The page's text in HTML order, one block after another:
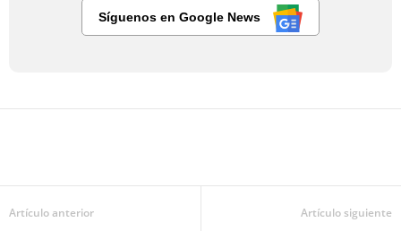
Síguenos en Google News
Artículo anterior Artículo siguiente